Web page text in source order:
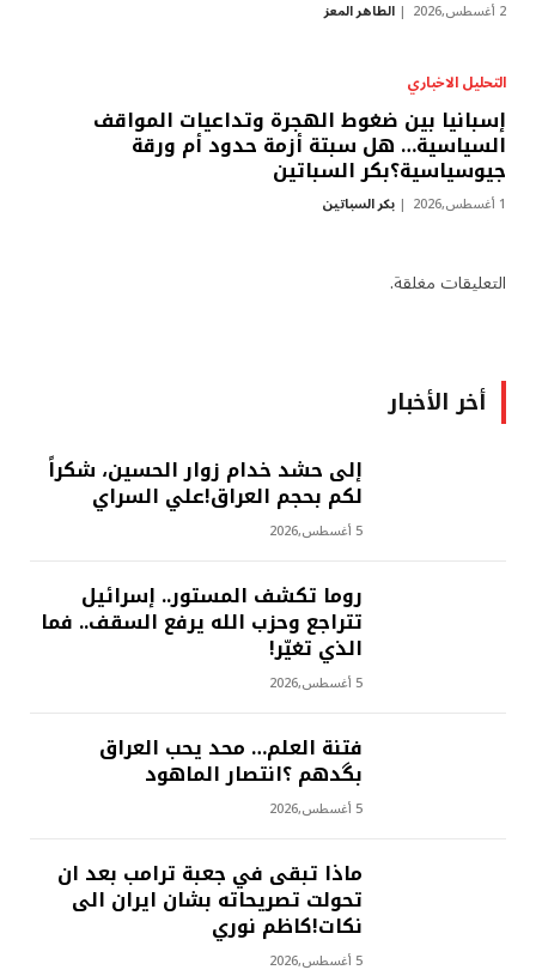
2 أغسطس,2026 الطاهر المعز
التحليل الاخباري
إسبانيا بين ضغوط الهجرة وتداعيات المواقف
السياسية… هل سبتة أزمة حدود أم ورقة
جيوسياسية؟بكر السباتين
1 أغسطس,2026 بكر السباتين
التعليقات مغلقة.
أخر الأخبار
إلى حشد خدام زوار الحسين، شكراً
لكم بحجم العراق!علي السراي
5 أغسطس,2026
روما تكشف المستور.. إسرائيل
تتراجع وحزب الله يرفع السقف.. فما
الذي تغيّر!
5 أغسطس,2026
فتنة العلم… محد يحب العراق
بگدهم ؟انتصار الماهود
5 أغسطس,2026
ماذا تبقى في جعبة ترامب بعد ان
تحولت تصريحاته بشان ايران الى
نكات!كاظم نوري
5 أغسطس,2026